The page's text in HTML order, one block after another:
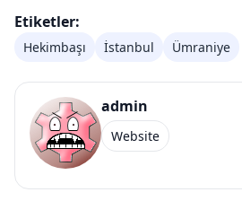
Etiketler:
Hekimbaşı İstanbul Ümraniye
admin
Website